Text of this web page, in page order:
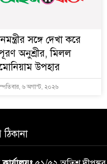
সঙ্গে দেখা করে
অনুশ্রীর, মিলল
উপহার
৬ অগাস্ট, ২০২৬